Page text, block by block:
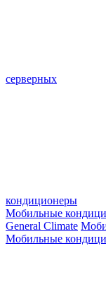
серверных
кондиционеры
Мобильные
General Climate
Мобильные